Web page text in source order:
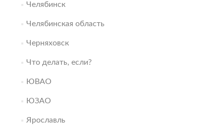
Челябинск
Челябинская область
Черняховск
Что делать, если?
ЮВАО
ЮЗАО
Ярославль